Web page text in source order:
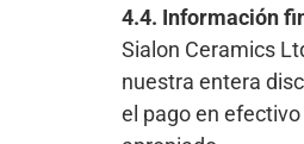
4.4. Información
Sialon Ceramics
nuestra entera
el pago en